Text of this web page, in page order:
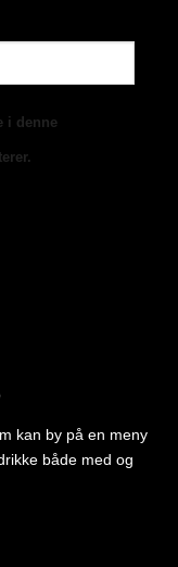
i denne
kan by på en meny
både med og